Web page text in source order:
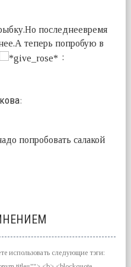
последнеевремя
теперь попробую в
:
:
попробовать салакой
использовать следующие тэги: